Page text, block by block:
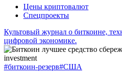
Цены криптовалют
Спецпроекты
Культовый журнал о биткоине,
цифровой экономике.
#биткоин-резерв#США